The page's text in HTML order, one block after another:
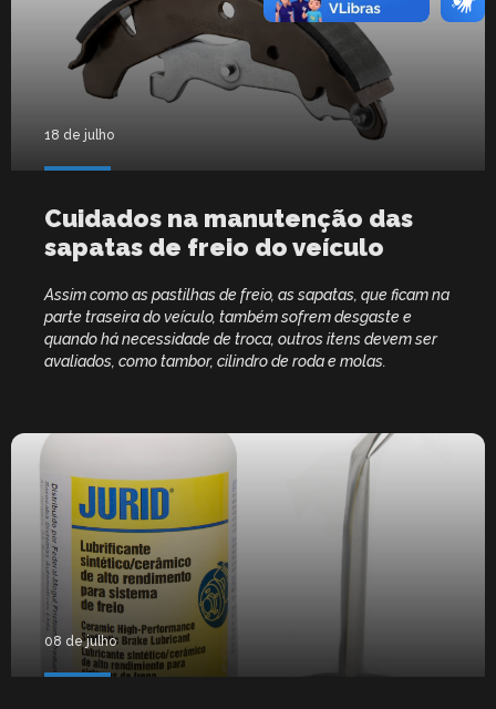
18 de julho
Cuidados na manutenção das
sapatas de freio do veículo
Assim como as pastilhas de freio, as sapatas, que ficam na
parte traseira do veículo, também sofrem desgaste e
quando há necessidade de troca, outros itens devem ser
avaliados, como tambor, cilindro de roda e molas.
08 de julho